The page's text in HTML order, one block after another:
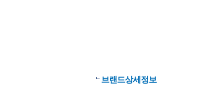
브랜드상세정보